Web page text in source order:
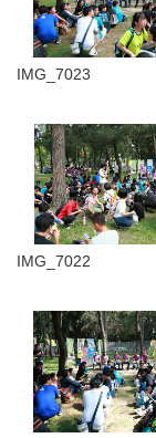
IMG_7023
IMG_7022